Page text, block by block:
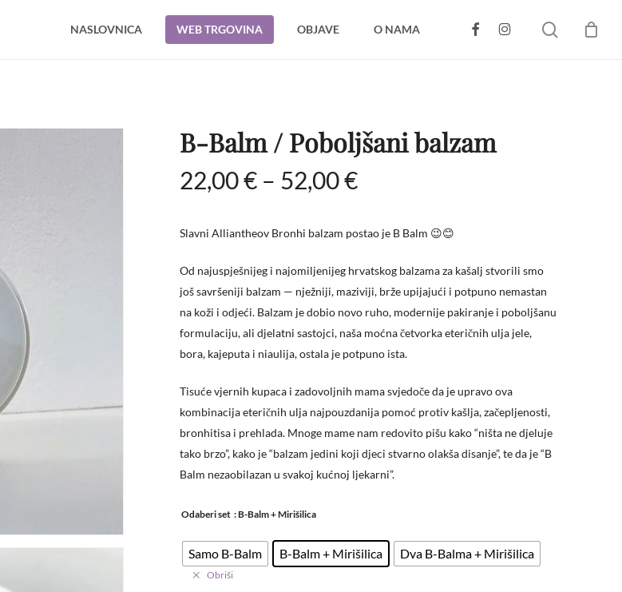
NASLOVNICA WEB TRGOVINA OBJAVE O NAMA FACEBOOKINSTAGRAM search
Cart CLOSE
B-Balm / Poboljšani balzam
22,00€ – 52,00€Raspon
od
do
52,00 €
Slavni Alliantheov Bronhi balzam postao je B Balm 😉😊
Od najuspješnijeg i najomiljenijeg hrvatskog balzama za kašalj stvorili smo
još savršeniji balzam — nježniji, maziviji, brže upijajući i potpuno nemastan
na koži i odjeći. Balzam je dobio novo ruho, modernije pakiranje i poboljšanu
formulaciju, ali djelatni sastojci, naša moćna četvorka eteričnih ulja jele,
bora, kajeputa i niaulija, ostala je potpuno ista.
Tisuće vjernih kupaca i zadovoljnih mama svjedoče da je upravo ova
kombinacija eteričnih ulja najpouzdanija pomoć protiv kašlja, začepljenosti,
bronhitisa i prehlada. Mnoge mame nam redovito pišu kako “ništa ne djeluje
tako brzo”, kako je “balzam jedini koji djeci stvarno olakša disanje”, te da je “B
Balm nezaobilazan u svakoj kućnoj ljekarni”.
Odaberi set : B-Balm + Mirišilica
Samo B-Balm B-Balm + Mirišilica Dva B-Balma + Mirišilica
Obriši